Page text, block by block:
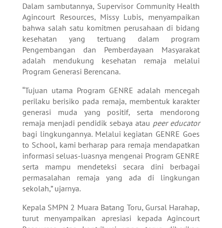
Dalam sambutannya, Supervisor Community Health
Agincourt Resources, Missy Lubis, menyampaikan
bahwa salah satu komitmen perusahaan di bidang
kesehatan yang tertuang dalam program
Pengembangan dan Pemberdayaan Masyarakat
adalah mendukung kesehatan remaja melalui
Program Generasi Berencana.
“Tujuan utama Program GENRE adalah mencegah
perilaku berisiko pada remaja, membentuk karakter
generasi muda yang positif, serta mendorong
remaja menjadi pendidik sebaya atau peer educator
bagi lingkungannya. Melalui kegiatan GENRE Goes
to School, kami berharap para remaja mendapatkan
informasi seluas-luasnya mengenai Program GENRE
serta mampu mendeteksi secara dini berbagai
permasalahan remaja yang ada di lingkungan
sekolah,” ujarnya.
Kepala SMPN 2 Muara Batang Toru, Gursal Harahap,
turut menyampaikan apresiasi kepada Agincourt